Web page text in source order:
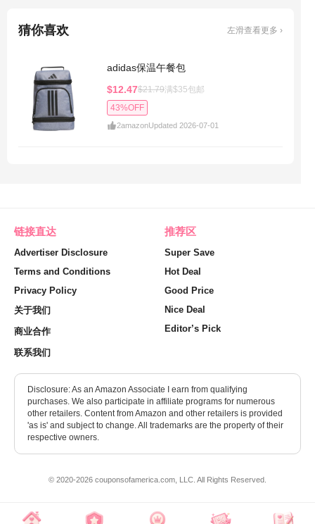
猜你喜欢 左滑查看更多 ›
adidas保温午餐包
$12.47$21.79满$35包邮
43%OFF
2amazonUpdated 2026-07-01
链接直达
Advertiser Disclosure
Terms and Conditions
Privacy Policy
关于我们
商业合作
联系我们
推荐区
Super Save
Hot Deal
Good Price
Nice Deal
Editor’s Pick
Disclosure: As an Amazon Associate I earn from qualifying
purchases. We also participate in affiliate programs for numerous
other retailers. Content from Amazon and other retailers is provided
'as is' and subject to change. All trademarks are the property of their
respective owners.
© 2020-2026 couponsofamerica.com, LLC. All Rights Reserved.